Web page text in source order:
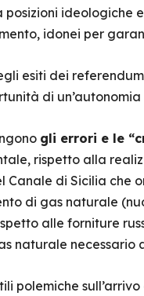
posizioni ideologiche
idonei per
esiti dei
di
gli errori e le
rispetto alla
Canale di Sicilia che
di gas naturale
alle forniture
naturale necessario
polemiche